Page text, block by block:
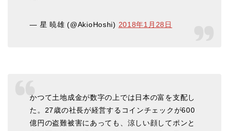
— 星 暁雄 (@AkioHoshi) 2018年1月28日
かつて土地成金が数字の上では日本の富を支配し
た。27歳の社長が経営するコインチェックが600
億円の盗難被害にあっても、涼しい顔してポンと